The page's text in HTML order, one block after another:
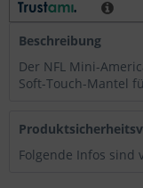
Beschreibung
Der NFL Mini-
Soft-Touch-Mantel
Folgende Infos sind